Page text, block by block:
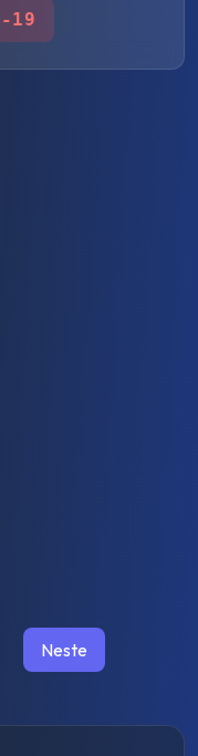
-19
Neste